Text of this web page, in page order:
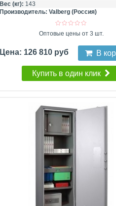
Вес (кг): 143
Производитель:Valberg (Россия)
Оптовые цены от 3 шт.
Цена: 126 810 руб В
Купить в один клик